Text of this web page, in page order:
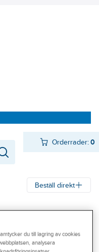
Orderrader:0
Beställ direkt
du till lagring av cookies
analysera